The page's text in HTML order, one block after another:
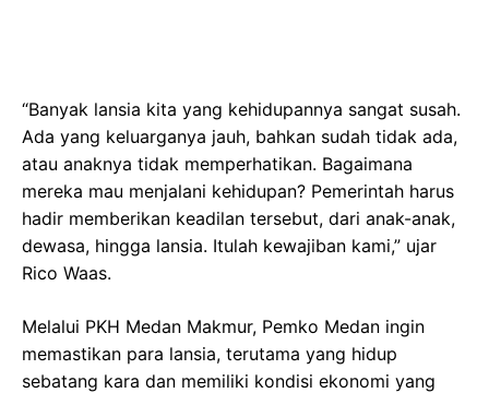
“Banyak lansia kita yang kehidupannya sangat susah.
Ada yang keluarganya jauh, bahkan sudah tidak ada,
atau anaknya tidak memperhatikan. Bagaimana
mereka mau menjalani kehidupan? Pemerintah harus
hadir memberikan keadilan tersebut, dari anak-anak,
dewasa, hingga lansia. Itulah kewajiban kami,” ujar
Rico Waas.
Melalui PKH Medan Makmur, Pemko Medan ingin
memastikan para lansia, terutama yang hidup
sebatang kara dan memiliki kondisi ekonomi yang